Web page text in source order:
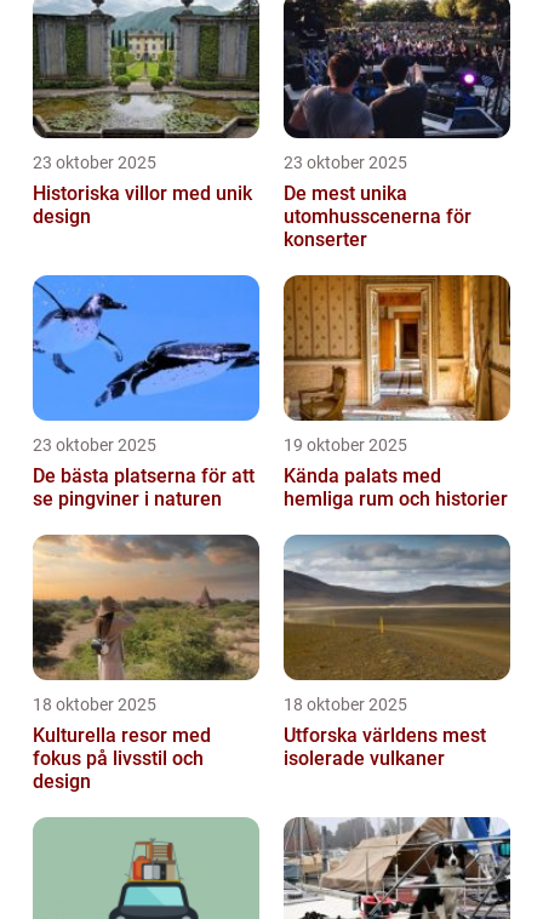
23 oktober 2025
Historiska villor med unik
design
23 oktober 2025
De mest unika
utomhusscenerna för
konserter
23 oktober 2025
De bästa platserna för att
se pingviner i naturen
19 oktober 2025
Kända palats med
hemliga rum och historier
18 oktober 2025
Kulturella resor med
fokus på livsstil och
design
18 oktober 2025
Utforska världens mest
isolerade vulkaner